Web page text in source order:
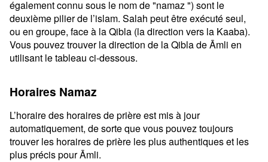
également connu sous le nom de "namaz ") sont le
deuxième pilier de l’islam. Salah peut être exécuté seul,
ou en groupe, face à la Qibla (la direction vers la Kaaba).
Vous pouvez trouver la direction de la Qibla de Āmli en
utilisant le tableau ci-dessous.
Horaires Namaz
L’horaire des horaires de prière est mis à jour
automatiquement, de sorte que vous pouvez toujours
trouver les horaires de prière les plus authentiques et les
plus précis pour Āmli.